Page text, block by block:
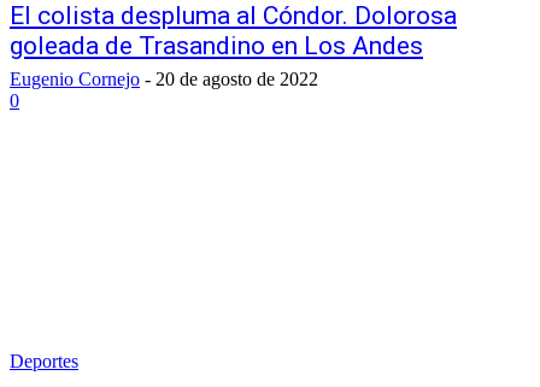
El colista despluma al Cóndor. Dolorosa
goleada de Trasandino en Los Andes
Eugenio Cornejo - 20 de agosto de 2022
0
Deportes